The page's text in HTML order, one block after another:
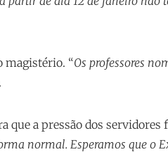
magistério. “Os professores
que a pressão dos
normal. Esperamos que o